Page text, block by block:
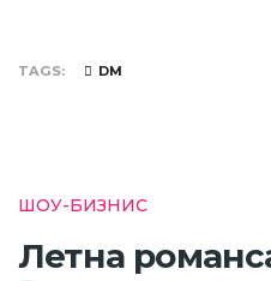
TAGS DM
ШОУ-БИЗНИС
Летна